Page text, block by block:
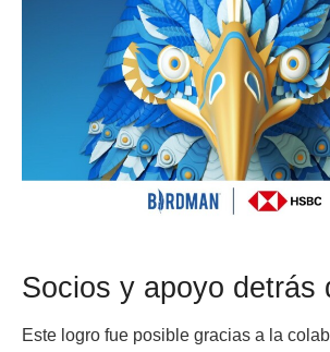
Socios y apoyo detrás
Este logro fue posible gracias a la